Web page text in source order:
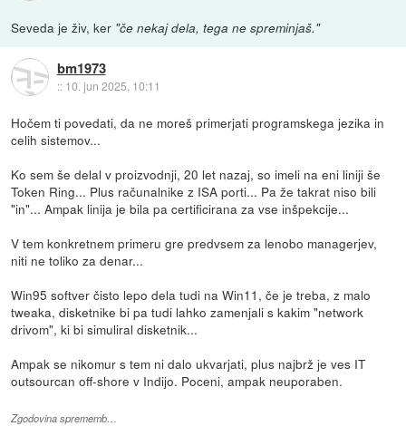
Seveda je živ, ker "če nekaj dela, tega ne spreminjaš."
bm1973
:: 10. jun 2025, 10:11
Hočem ti povedati, da ne moreš primerjati programskega jezika in
celih sistemov...
Ko sem še delal v proizvodnji, 20 let nazaj, so imeli na eni liniji še
Token Ring... Plus računalnike z ISA porti... Pa že takrat niso bili
"in"... Ampak linija je bila pa certificirana za vse inšpekcije...
V tem konkretnem primeru gre predvsem za lenobo managerjev,
niti ne toliko za denar...
Win95 softver čisto lepo dela tudi na Win11, če je treba, z malo
tweaka, disketnike bi pa tudi lahko zamenjali s kakim "network
drivom", ki bi simuliral disketnik...
Ampak se nikomur s tem ni dalo ukvarjati, plus najbrž je ves IT
outsourcan off-shore v Indijo. Poceni, ampak neuporaben.
Zgodovina sprememb…